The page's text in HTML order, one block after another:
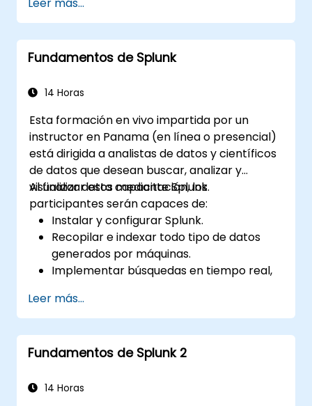
Fundamentos de Splunk
14 Horas
Esta formación en vivo impartida por un
instructor en Panama (en línea o presencial)
está dirigida a analistas de datos y científicos
de datos que desean buscar, analizar y
visualizar datos mediante Splunk.
Al finalizar esta capacitación, los
participantes serán capaces de:
Instalar y configurar Splunk.
Recopilar e indexar todo tipo de datos
generados por máquinas.
Implementar búsquedas en tiempo real,
conjuntos de datos.
Crear y compartir cuadros de mando
(dashboards) complejos e informes.
Leer más...
Fundamentos de Splunk 2
14 Horas